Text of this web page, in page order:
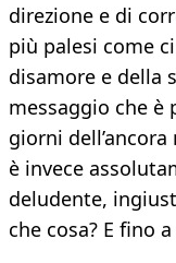
direzione e di
più palesi come
disamore e della
messaggio che è
giorni
è invece
deludente,
che cosa? E fino